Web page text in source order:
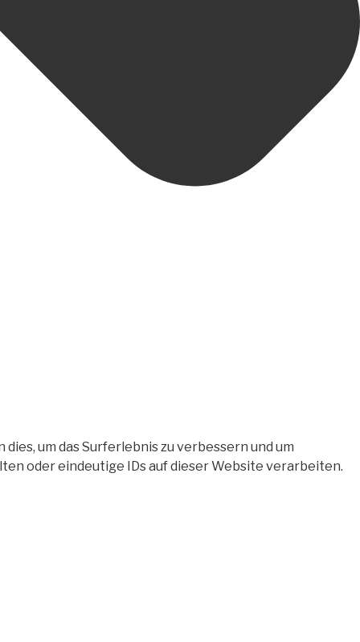
um das Surferlebnis zu verbessern und um
oder eindeutige IDs auf dieser Website verarbeiten.